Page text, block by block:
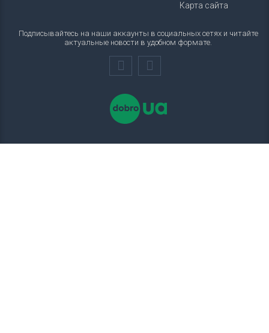
Карта сайта
Подписывайтесь на наши аккаунты в социальных сетях и читайте
актуальные новости в удобном формате.